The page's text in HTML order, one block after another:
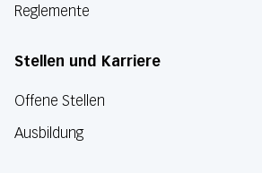
Reglemente
Stellen und Karriere
Offene Stellen
Ausbildung